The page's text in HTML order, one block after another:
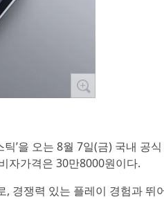
’을 오는 8월 7일(금) 국내 공식
자가격은 30만8000원이다.
경쟁력 있는 플레이 경험과 뛰